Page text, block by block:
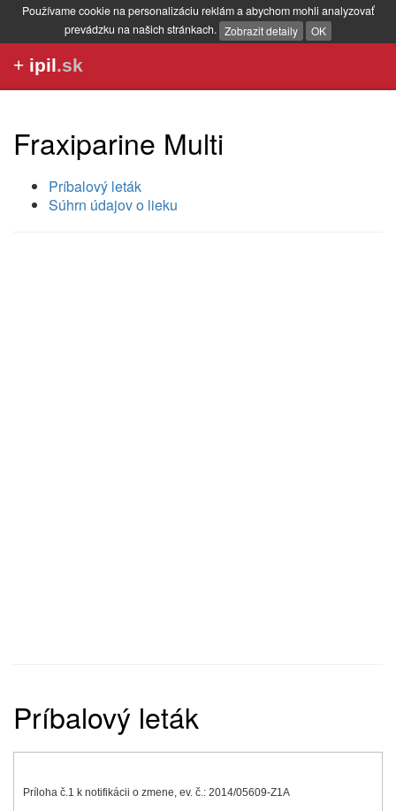
Používame cookie na personalizáciu reklám a abychom mohli analyzovať
prevádzku na našich stránkach. Zobrazit detaily OK
+ ipil.sk
Fraxiparine Multi
Príbalový leták
Súhrn údajov o lieku
Príbalový leták
Príloha č.1 k notifikácii o zmene, ev. č.: 2014/05609-Z1A